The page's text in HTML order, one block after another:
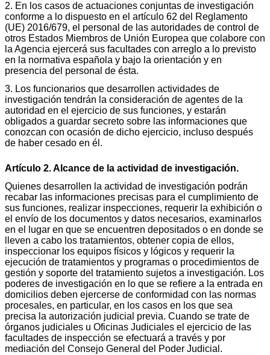
2. En los casos de actuaciones conjuntas de investigación
conforme a lo dispuesto en el artículo 62 del Reglamento
(UE) 2016/679, el personal de las autoridades de control de
otros Estados Miembros de Unión Europea que colabore con
la Agencia ejercerá sus facultades con arreglo a lo previsto
en la normativa española y bajo la orientación y en
presencia del personal de ésta.
3. Los funcionarios que desarrollen actividades de
investigación tendrán la consideración de agentes de la
autoridad en el ejercicio de sus funciones, y estarán
obligados a guardar secreto sobre las informaciones que
conozcan con ocasión de dicho ejercicio, incluso después
de haber cesado en él.
Artículo 2. Alcance de la actividad de investigación.
Quienes desarrollen la actividad de investigación podrán
recabar las informaciones precisas para el cumplimiento de
sus funciones, realizar inspecciones, requerir la exhibición o
el envío de los documentos y datos necesarios, examinarlos
en el lugar en que se encuentren depositados o en donde se
lleven a cabo los tratamientos, obtener copia de ellos,
inspeccionar los equipos físicos y lógicos y requerir la
ejecución de tratamientos y programas o procedimientos de
gestión y soporte del tratamiento sujetos a investigación. Los
poderes de investigación en lo que se refiere a la entrada en
domicilios deben ejercerse de conformidad con las normas
procesales, en particular, en los casos en los que sea
precisa la autorización judicial previa. Cuando se trate de
órganos judiciales u Oficinas Judiciales el ejercicio de las
facultades de inspección se efectuará a través y por
mediación del Consejo General del Poder Judicial.